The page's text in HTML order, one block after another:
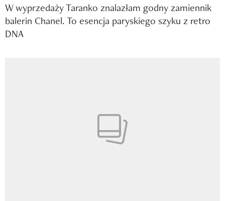
W wyprzedaży Taranko znalazłam godny zamiennik
balerin Chanel. To esencja paryskiego szyku z retro
DNA